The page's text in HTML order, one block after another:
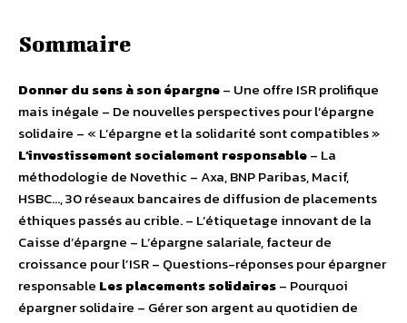
Sommaire
Donner du sens à son épargne– Une offre ISR prolifique
mais inégale – De nouvelles perspectives pour l’épargne
solidaire – « L’épargne et la solidarité sont compatibles »
L’investissement socialement responsable– La
méthodologie de Novethic – Axa, BNP Paribas, Macif,
HSBC…, 30 réseaux bancaires de diffusion de placements
éthiques passés au crible. – L’étiquetage innovant de la
Caisse d’épargne – L’épargne salariale, facteur de
croissance pour l’ISR – Questions-réponses pour épargner
responsable Les placements solidaires– Pourquoi
épargner solidaire – Gérer son argent au quotidien de